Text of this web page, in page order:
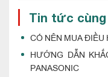
Tin tức cùng
CÓ NÊN MUA ĐIỀU
HƯỚNG DẪN
PANASONIC